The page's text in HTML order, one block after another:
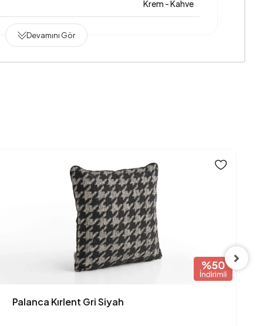
Krem - Kahve
Devamını Gör
Palanca Kırlent Gri Siyah